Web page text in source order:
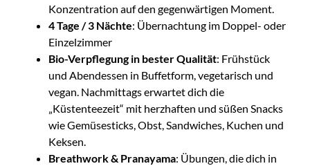
Konzentration auf den gegenwärtigen Moment.
4 Tage / 3 Nächte: Übernachtung im Doppel- oder
Einzelzimmer
Bio-Verpflegung in bester Qualität: Frühstück
und Abendessen in Buffetform, vegetarisch und
vegan. Nachmittags erwartet dich die
„Küstenteezeit“ mit herzhaften und süßen Snacks
wie Gemüsesticks, Obst, Sandwiches, Kuchen und
Keksen.
Breathwork & Pranayama: Übungen, die dich in